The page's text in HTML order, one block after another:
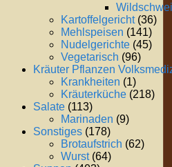
Kartoffelgericht(36)
Mehlspeisen (141)
Nudelgerichte (45)
Vegetarisch (96)
Kräuter Pflanzen
Krankheiten (1)
Kräuterküche (218)
Salate (113)
Marinaden (9)
Sonstiges (178)
Brotaufstrich (62)
Wurst(64)